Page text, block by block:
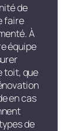
de
faire
À
équipe
toit, que
en cas
de